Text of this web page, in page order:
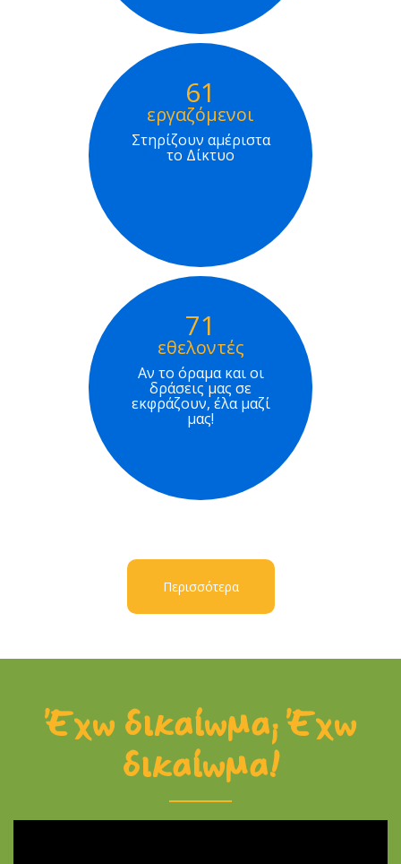
61
εργαζόμενοι
Στηρίζουν αμέριστα
το Δίκτυο
71
εθελοντές
Αν το όραμα και οι
δράσεις μας σε
εκφράζουν, έλα μαζί
μας!
Περισσότερα
Έχω δικαίωμα; Έχω
δικαίωμα!